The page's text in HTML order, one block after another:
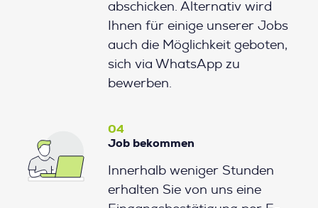
abschicken. Alternativ wird
Ihnen für einige unserer Jobs
auch die Möglichkeit geboten,
sich via WhatsApp zu
bewerben.
04
Job bekommen
Innerhalb weniger Stunden
erhalten Sie von uns eine